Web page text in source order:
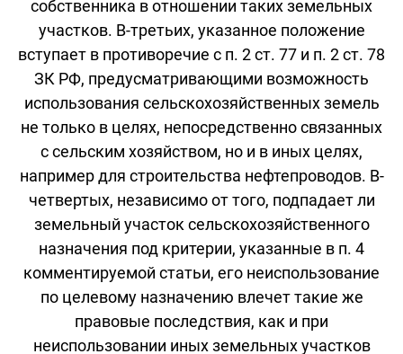
собственника в отношении таких земельных
участков. В-третьих, указанное положение
вступает в противоречие с п. 2 ст. 77 и п. 2 ст. 78
ЗК РФ, предусматривающими возможность
использования сельскохозяйственных земель
не только в целях, непосредственно связанных
с сельским хозяйством, но и в иных целях,
например для строительства нефтепроводов. В-
четвертых, независимо от того, подпадает ли
земельный участок сельскохозяйственного
назначения под критерии, указанные в п. 4
комментируемой статьи, его неиспользование
по целевому назначению влечет такие же
правовые последствия, как и при
неиспользовании иных земельных участков